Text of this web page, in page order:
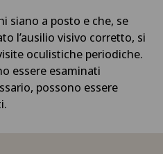
siano a posto e che, se
l’ausilio visivo corretto, si
oculistiche periodiche.
essere esaminati
possono essere